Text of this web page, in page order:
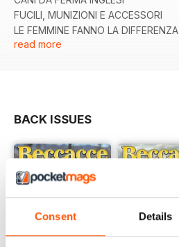
Consent Details
FUCILI, MUNIZIONI E ACCESSORI
LE FEMMINE FANNO LA DIFFERENZA
SETTER CONTRO POINTER
read more
BACK ISSUES